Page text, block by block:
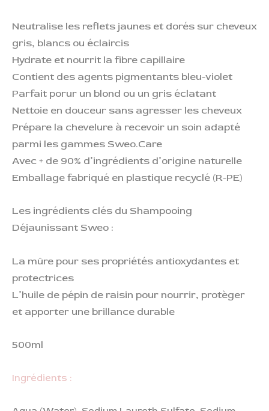
Neutralise les reflets jaunes et dorés sur cheveux
gris, blancs ou éclaircis
Hydrate et nourrit la fibre capillaire
Contient des agents pigmentants bleu-violet
Parfait porur un blond ou un gris éclatant
Nettoie en douceur sans agresser les cheveux
Prépare la chevelure à recevoir un soin adapté
parmi les gammes Sweo.Care
Avec + de 90% d’ingrédients d’origine naturelle
Emballage fabriqué en plastique recyclé (R-PE)
Les ingrédients clés du Shampooing
Déjaunissant Sweo :
La mûre pour ses propriétés antioxydantes et
protectrices
L’huile de pépin de raisin pour nourrir, protèger
et apporter une brillance durable
500ml
Ingrédients :